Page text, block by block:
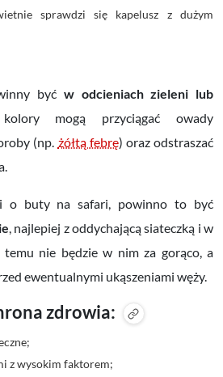
sprawdzi się kapelusz z dużym
być w odcieniach zieleni lub
mogą przyciągać owady
(np. żółtą febrę) oraz odstraszać
o buty na safari, powinno to być
, najlepiej z oddychającą siateczką i w
temu nie będzie w nim za gorąco, a
ewentualnymi ukąszeniami węży.
zdrowia:
z wysokim faktorem;